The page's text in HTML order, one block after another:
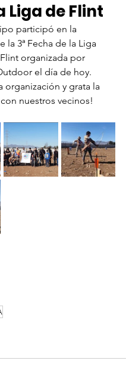
Liga de Flint
participó en la
la 3ª Fecha de la Liga
organizada por
el día de hoy.
organización y grata la
nuestros vecinos!